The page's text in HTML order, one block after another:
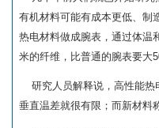
有机材料可能有成本更低、制
热电材料做成腕表，通过体温
米的纤维，比普通的腕表要大
研究人员解释说，高性能热
垂直温差就很有限；而新材料